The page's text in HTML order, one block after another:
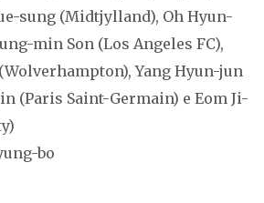
sung (Midtjylland), Oh Hyun-
min Son (Los Angeles FC),
Yang Hyun-jun
(Paris Saint-Germain) e Eom Ji-
bo